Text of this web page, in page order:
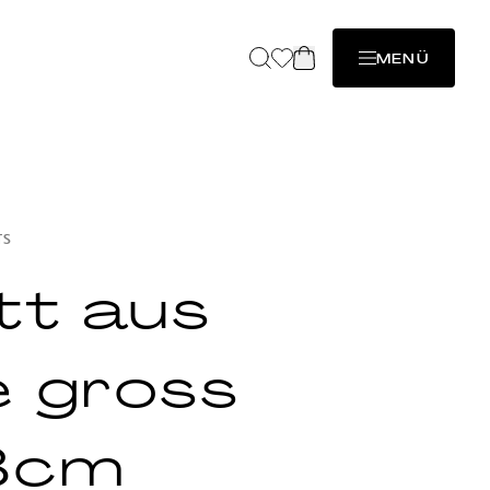
MENÜ
aus
gross